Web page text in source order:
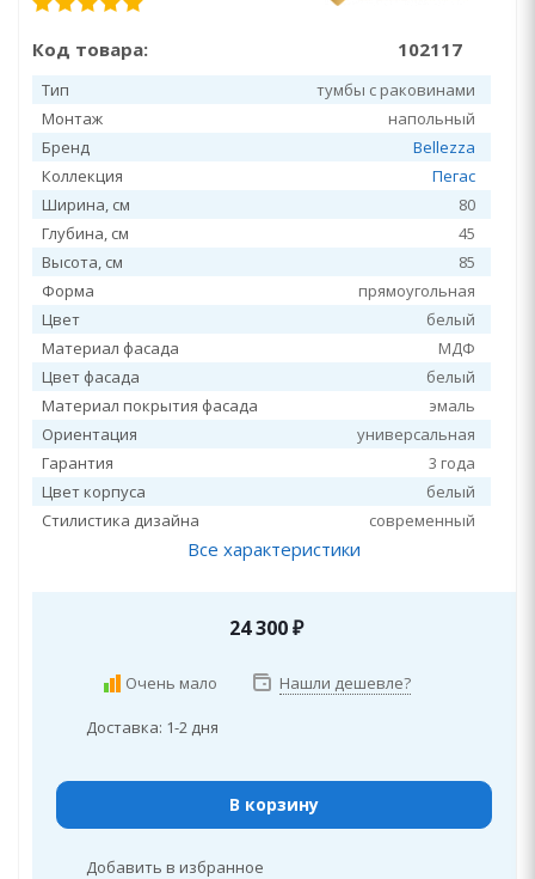
Код товара: 102117
Тип
тумбы с раковинами
Монтаж
напольный
Бренд
Bellezza
Коллекция
Пегас
Ширина, см
80
Глубина, см
45
Высота, см
85
Форма
прямоугольная
Цвет
белый
Материал фасада
МДФ
Цвет фасада
белый
Материал покрытия фасада
эмаль
Ориентация
универсальная
Гарантия
3 года
Цвет корпуса
белый
Стилистика дизайна
современный
Все характеристики
24 300₽
Очень мало Нашли дешевле?
Доставка: 1-2 дня
В корзину
Добавить в избранное